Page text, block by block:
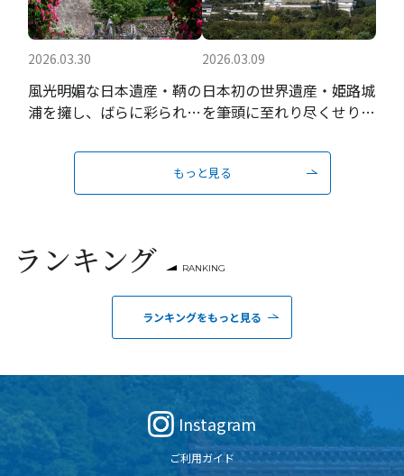
2026.03.30
風光明媚な日本遺産・鞆の
浦を擁し、ばらに彩られる
2026.03.09
日本初の世界遺産・姫路城
を筆頭に至れり尽くせりの
もっと見る
ランキング RANKING
ランキングをもっと見る
Instagram
ご利用ガイド